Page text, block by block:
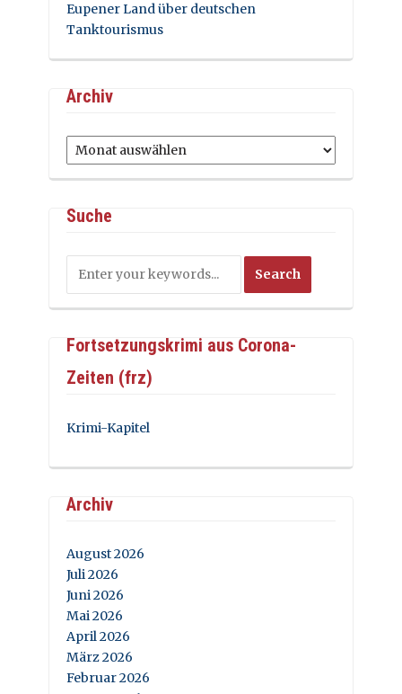
Eupener Land über deutschen
Tanktourismus
Archiv
Archiv
Suche
Fortsetzungskrimi aus Corona-
Zeiten (frz)
Krimi-Kapitel
Archiv
August 2026
Juli 2026
Juni 2026
Mai 2026
April 2026
März 2026
Februar 2026